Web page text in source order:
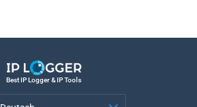
Best IP Logger & IP Tools